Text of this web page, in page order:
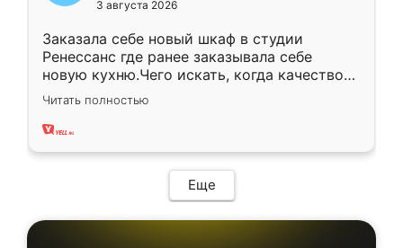
3 августа 2026
Заказала себе новый шкаф в студии
Ренессанс где ранее заказывала себе
новую кухню.Чего искать, когда качеством
вполне довольна. Служит кухня уже почти
два года, нареканий нет.
Читать полностью
Еще